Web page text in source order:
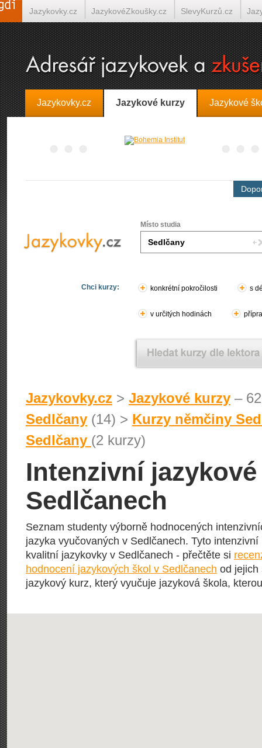
Jazykovky.cz Jazykové kurzy Jazykové
Místo studia
Chci kurzy: konkrétní pokročilosti s
v určitých hodinách
Jazykovky.cz > Jazykové kurzy –
Sedlčany (14) > Kurzy němčiny
Sedlčany (2 kurzy)
Intenzivní
Sedlčanech
Seznam studenty výborně hodnocených
jazyka vyučovaných v Sedlčanech. Tyto
kvalitní jazykovky v Sedlčanech - přečtěte si
hodnocení jazykových škol v Sedlčanech od jejich
jazykový kurz, který vyučuje jazyková škola,
Jazykovky.cz JazykovéZkoušky.cz SlevyKurzů.cz
Španělština on-line Italština on-line Tlumočení-